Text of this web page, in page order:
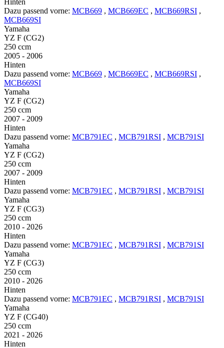
Dazu passend vorne: MCB669 , MCB669EC , MCB669RSI ,
MCB669SI
Yamaha
YZ F (CG2)
250 ccm
2005 - 2006
Hinten
Dazu passend vorne: MCB669 , MCB669EC , MCB669RSI ,
MCB669SI
Yamaha
YZ F (CG2)
250 ccm
2007 - 2009
Hinten
Dazu passend vorne: MCB791EC , MCB791RSI , MCB791SI
Yamaha
YZ F (CG2)
250 ccm
2007 - 2009
Hinten
Dazu passend vorne: MCB791EC , MCB791RSI , MCB791SI
Yamaha
YZ F (CG3)
250 ccm
2010 - 2026
Hinten
Dazu passend vorne: MCB791EC , MCB791RSI , MCB791SI
Yamaha
YZ F (CG3)
250 ccm
2010 - 2026
Hinten
Dazu passend vorne: MCB791EC , MCB791RSI , MCB791SI
Yamaha
YZ F (CG40)
250 ccm
2021 - 2026
Hinten